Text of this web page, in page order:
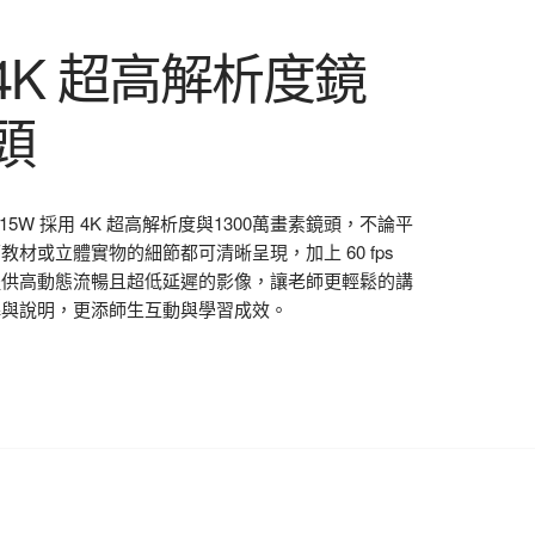
超高解析度鏡
採用 4K 超高解析度與1300萬畫素鏡頭，不論平
材或立體實物的細節都可清晰呈現，加上 60 fps
高動態流暢且超低延遲的影像，讓老師更輕鬆的講
說明，更添師生互動與學習成效。